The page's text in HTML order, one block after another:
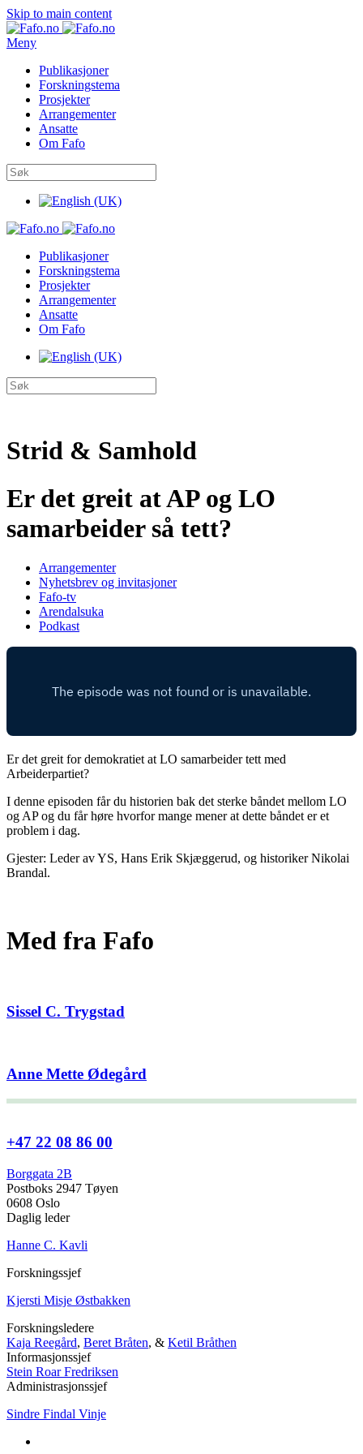
Skip to main content
Meny
Publikasjoner
Forskningstema
Prosjekter
Arrangementer
Ansatte
Om Fafo
Publikasjoner
Forskningstema
Prosjekter
Arrangementer
Ansatte
Om Fafo
Strid & Samhold
Er det greit at AP og LO
samarbeider så tett?
Arrangementer
Nyhetsbrev og invitasjoner
Fafo-tv
Arendalsuka
Podkast
Er det greit for demokratiet at LO samarbeider tett med
Arbeiderpartiet?
I denne episoden får du historien bak det sterke båndet mellom LO
og AP og du får høre hvorfor mange mener at dette båndet er et
problem i dag.
Gjester: Leder av YS, Hans Erik Skjæggerud, og historiker Nikolai
Brandal.
Med fra Fafo
Sissel C. Trygstad
Anne Mette Ødegård
+47 22 08 86 00
Borggata 2B
Postboks 2947 Tøyen
0608 Oslo
Daglig leder
Hanne C. Kavli
Forskningssjef
Kjersti Misje Østbakken
Forskningsledere
Kaja Reegård, Beret Bråten, & Ketil Bråthen
Informasjonssjef
Stein Roar Fredriksen
Administrasjonssjef
Sindre Findal Vinje